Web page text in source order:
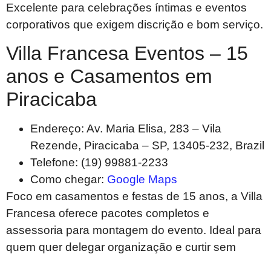
Excelente para celebrações íntimas e eventos
corporativos que exigem discrição e bom serviço.
Villa Francesa Eventos – 15
anos e Casamentos em
Piracicaba
Endereço: Av. Maria Elisa, 283 – Vila
Rezende, Piracicaba – SP, 13405-232, Brazil
Telefone: (19) 99881-2233
Como chegar: Google Maps
Foco em casamentos e festas de 15 anos, a Villa
Francesa oferece pacotes completos e
assessoria para montagem do evento. Ideal para
quem quer delegar organização e curtir sem